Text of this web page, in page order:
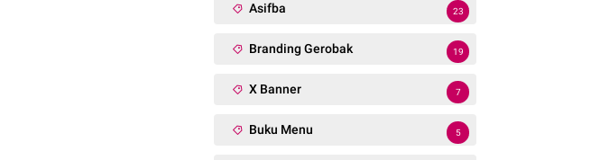
Asifba 23
Branding Gerobak 19
X Banner 7
Buku Menu 5